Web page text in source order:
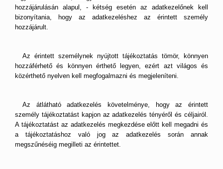
hozzájárulásán alapul, - kétség esetén az adatkezelőnek kell
bizonyítania, hogy az adatkezeléshez az érintett személy
hozzájárult.
Az érintett személynek nyújtott tájékoztatás tömör, könnyen
hozzáférhető és könnyen érthető legyen, ezért azt világos és
közérthető nyelven kell megfogalmazni és megjeleníteni.
Az átlátható adatkezelés követelménye, hogy az érintett
személy tájékoztatást kapjon az adatkezelés tényéről és céljairól.
A tájékoztatást az adatkezelés megkezdése előtt kell megadni és
a tájékoztatáshoz való jog az adatkezelés során annak
megszűnéséig megilleti az érintettet.